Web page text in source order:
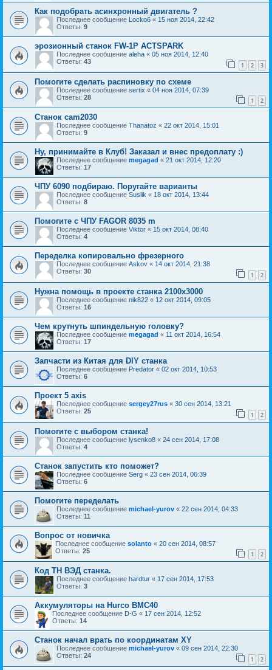
Как подобрать асинхронный двигатель ?
Последнее сообщение Locko6 « 15 ноя 2014, 22:42
Ответы: 9
эрозионный станок FW-1P ACTSPARK
Последнее сообщение aleha « 05 ноя 2014, 12:40
Ответы: 43 1 2 3
Помогите сделать распиновку по схеме
Последнее сообщение sertix « 04 ноя 2014, 07:39
Ответы: 28 1 2
Станок cam2030
Последнее сообщение Thanatoz « 22 окт 2014, 15:01
Ответы: 9
Ну, принимайте в Клуб! Заказал и внес предоплату :)
Последнее сообщение megagad « 21 окт 2014, 12:20
Ответы: 17
ЧПУ 6090 подбираю. Поругайте варианты
Последнее сообщение Suslik « 18 окт 2014, 13:44
Ответы: 8
Помогите с ЧПУ FAGOR 8035 m
Последнее сообщение Viktor « 15 окт 2014, 08:40
Ответы: 4
Переделка копировально фрезерного
Последнее сообщение Askov « 14 окт 2014, 21:38
Ответы: 30 1 2
Нужна помощь в проекте станка 2100х3000
Последнее сообщение nik822 « 12 окт 2014, 09:05
Ответы: 16
Чем крутнуть шпиндельную головку?
Последнее сообщение megagad « 11 окт 2014, 16:54
Ответы: 17
Запчасти из Китая для DIY станка
Последнее сообщение Predator « 02 окт 2014, 10:53
Ответы: 6
Проект 5 axis
Последнее сообщение sergey27rus « 30 сен 2014, 13:21
Ответы: 25 1 2
Помогите с выбором станка!
Последнее сообщение lysenko8 « 24 сен 2014, 17:08
Ответы: 4
Станок запустить кто поможет?
Последнее сообщение Serg « 23 сен 2014, 06:39
Ответы: 6
Помогите переделать
Последнее сообщение michael-yurov « 22 сен 2014, 04:33
Ответы: 11
Вопрос от новичка
Последнее сообщение solanto « 20 сен 2014, 08:57
Ответы: 25 1 2
Код ТН ВЭД станка.
Последнее сообщение hardtur « 17 сен 2014, 17:53
Ответы: 3
Аккумуляторы на Hurco BMC40
Последнее сообщение D-G « 17 сен 2014, 12:52
Ответы: 14
Станок начал врать по координатам XY
Последнее сообщение michael-yurov « 09 сен 2014, 22:30
Ответы: 24 1 2